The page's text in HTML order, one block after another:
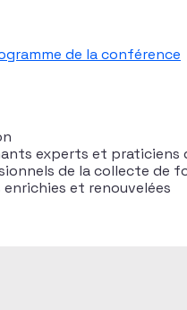
de la conférence
experts et praticiens
de la collecte de
enrichies et renouvelées